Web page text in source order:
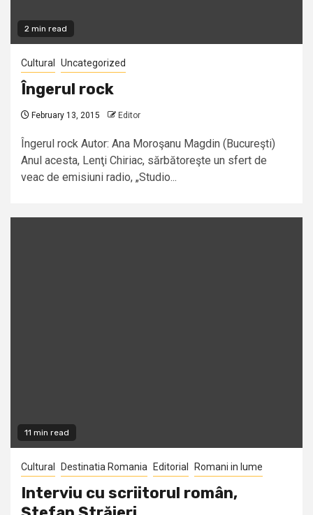
2 min read
Cultural Uncategorized
Îngerul rock
February 13, 2015 Editor
Îngerul rock Autor: Ana Moroşanu Magdin (Bucureşti)
Anul acesta, Lenţi Chiriac, sărbătoreşte un sfert de
veac de emisiuni radio, „Studio...
11 min read
Cultural Destinatia Romania Editorial Romani in lume
Interviu cu scriitorul român,